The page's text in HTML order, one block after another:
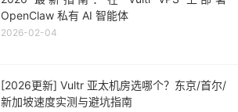
OpenClaw 私有 AI 智能体
2026-02-04
[2026更新] Vultr 亚太机房选哪个？东京/首尔/
新加坡速度实测与避坑指南